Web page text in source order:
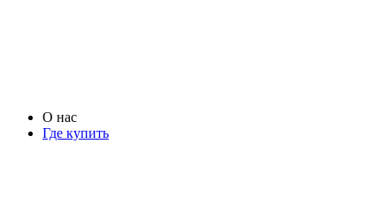
О нас
Где купить